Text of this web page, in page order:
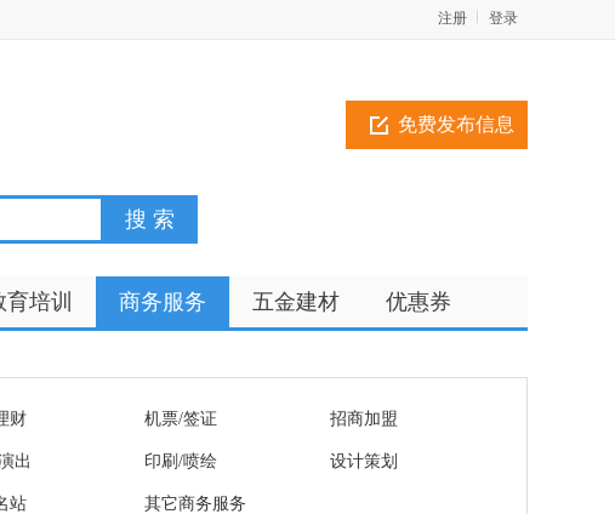
登录
注册
免费发布信息
育培训 商务服务 五金建材 优惠券
财 机票/签证 招商加盟
出 印刷/喷绘 设计策划
站 其它商务服务